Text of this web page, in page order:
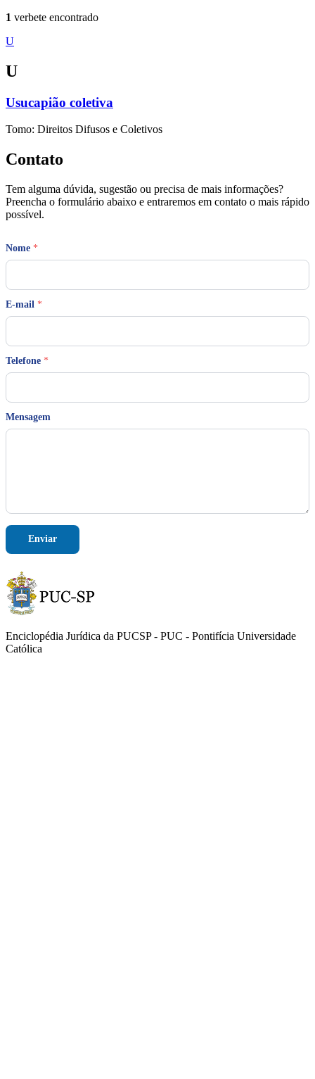
1 verbete encontrado
U
U
Usucapião coletiva
Tomo: Direitos Difusos e Coletivos
Contato
Tem alguma dúvida, sugestão ou precisa de mais informações?
Preencha o formulário abaixo e entraremos em contato o mais rápido
possível.
E
i
l
T
f
o
e
T
e
l
Nome *
E-mail *
Telefone *
Mensagem
Enviar
Enciclopédia Jurídica da PUCSP - PUC - Pontifícia Universidade
Católica